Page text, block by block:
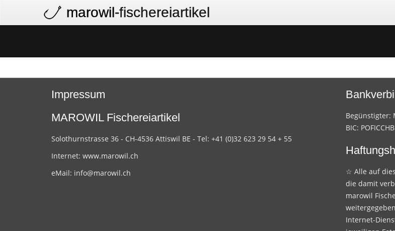
marowil-fischereiartikel
Impressum
MAROWIL Fischereiartikel
Solothurnstrasse 36 - CH-4536 Attiswil BE - Tel: +41 (0)32 623 29 54 + 55
Internet: www.marowil.ch
eMail: info@marowil.ch
Begünstigter:
BIC:
☆ Alle auf
die damit
marowil
Internet-